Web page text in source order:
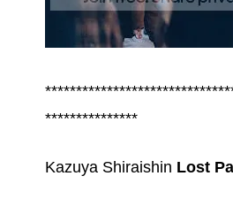
***************
Kazuya Shiraishin Lost